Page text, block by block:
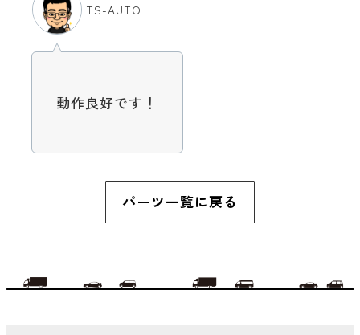
TS-AUTO
動作良好です！
パーツ一覧に戻る